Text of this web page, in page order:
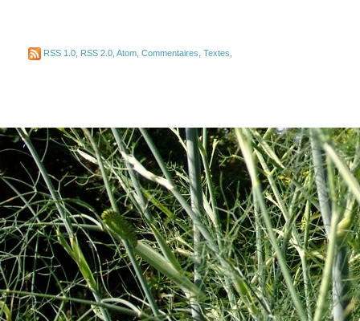
RSS 1.0 RSS 2.0 Atom Commentaires Textes